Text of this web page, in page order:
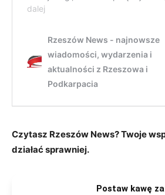
Czytasz Rzeszów News? Twoje
działać sprawniej.
Postaw kawę